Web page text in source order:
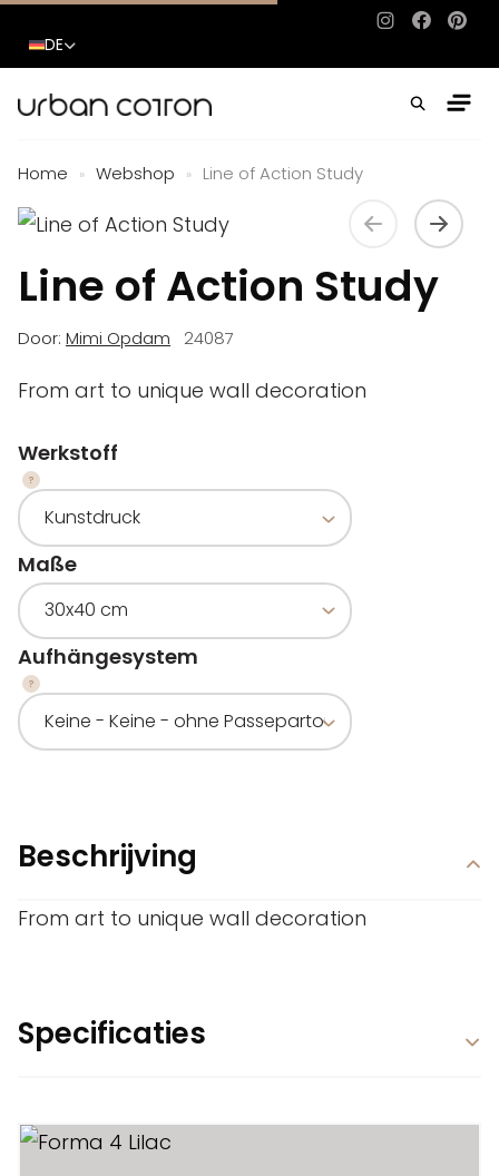
Instagram
DE
Home » Webshop » Line of Action Study
Line of Action Study
Door: Mimi Opdam 24087
From art to unique wall decoration
Werkstoff
Maße
Aufhängesystem
Beschrijving
From art to unique wall decoration
Specificaties